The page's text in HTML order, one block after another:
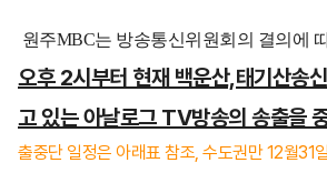
원주MBC는 방송통신위원회의 결의에
오후 2시부터 현재 백운산,태기산송
고 있는 아날로그 TV방송의 송출을
출중단 일정은 아래표 참조, 수도권만 12월31